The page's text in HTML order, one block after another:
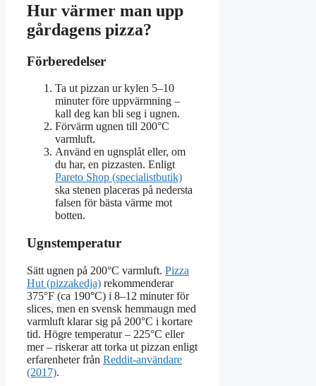
Hur värmer man upp
gårdagens pizza?
Förberedelser
Ta ut pizzan ur kylen 5–10
minuter före uppvärmning –
kall deg kan bli seg i ugnen.
Förvärm ugnen till 200°C
varmluft.
Använd en ugnsplåt eller, om
du har, en pizzasten. Enligt
Pareto Shop (specialistbutik)
ska stenen placeras på nedersta
falsen för bästa värme mot
botten.
Ugnstemperatur
Sätt ugnen på 200°C varmluft. Pizza
Hut (pizzakedja) rekommenderar
375°F (ca 190°C) i 8–12 minuter för
slices, men en svensk hemmaugn med
varmluft klarar sig på 200°C i kortare
tid. Högre temperatur – 225°C eller
mer – riskerar att torka ut pizzan enligt
erfarenheter från Reddit-användare
(2017).